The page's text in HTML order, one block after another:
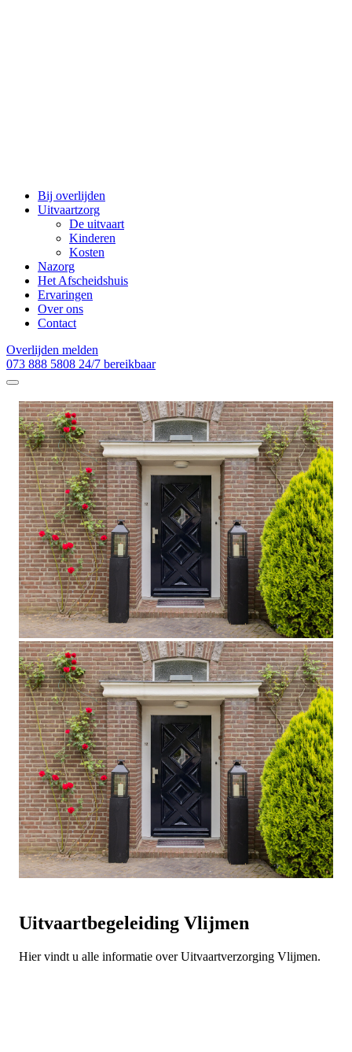
Bij overlijden
Uitvaartzorg
De uitvaart
Kinderen
Kosten
Nazorg
Het Afscheidshuis
Ervaringen
Over ons
Contact
Overlijden melden
073 888 5808 24/7 bereikbaar
Uitvaartbegeleiding Vlijmen
Hier vindt u alle informatie over Uitvaartverzorging Vlijmen.